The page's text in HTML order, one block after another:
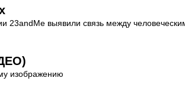
выявили связь между
изображению